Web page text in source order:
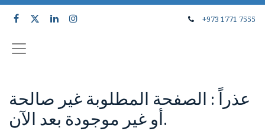
+973 1771 7555
عذراً : الصفحة المطلوبة غير صالحة
أو غير موجودة بعد الآن.